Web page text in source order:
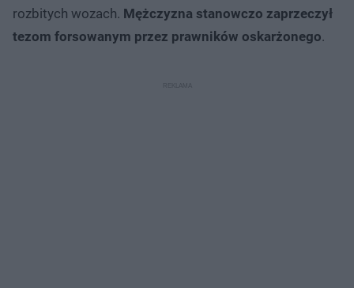
rozbitych wozach. Mężczyzna stanowczo zaprzeczył
tezom forsowanym przez prawników oskarżonego.